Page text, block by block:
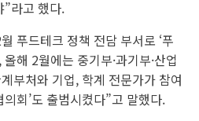
”라고 했다.
푸드테크 정책 전담 부서로 ‘푸
해 2월에는 중기부·과기부·산업
부처와 기업, 학계 전문가가 참여
회’도 출범시켰다”고 말했다.